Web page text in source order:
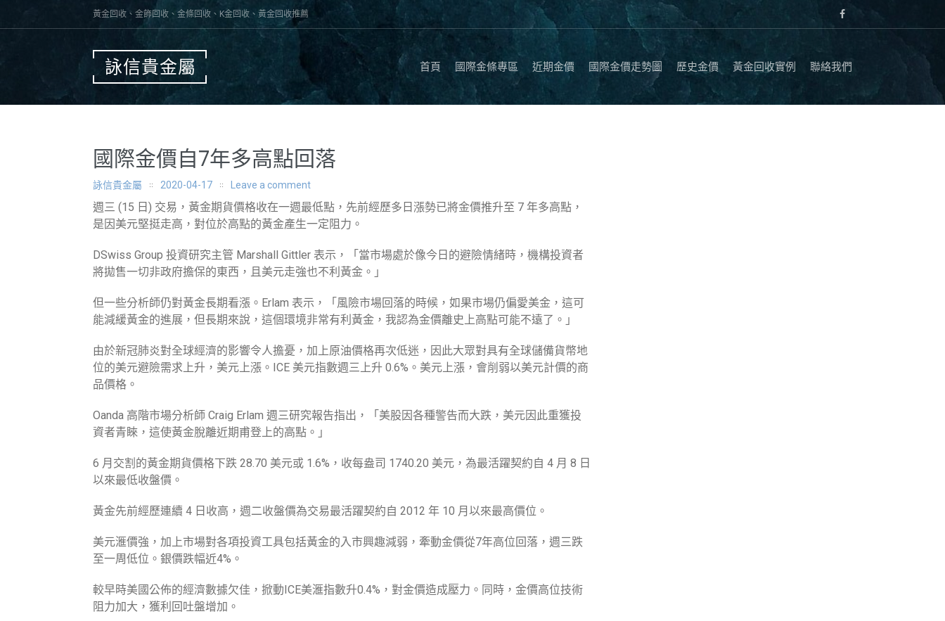
黃金回收、金飾回收、金條回收、K金回收、黃金回收推薦
詠信貴金屬 首頁 國際金條專區 近期金價 國際金價走勢圖 歷史金價 黃金回收實例 聯絡我們
國際金價自7年多高點回落
詠信貴金屬 2020-04-17 Leave a comment
週三 (15 日) 交易，黃金期貨價格收在一週最低點，先前經歷多日漲勢已將金價推升至 7 年多高點，
是因美元堅挺走高，對位於高點的黃金產生一定阻力。
DSwiss Group 投資研究主管 Marshall Gittler 表示，「當市場處於像今日的避險情緒時，機構投資者
將拋售一切非政府擔保的東西，且美元走強也不利黃金。」
但一些分析師仍對黃金長期看漲。Erlam 表示，「風險市場回落的時候，如果市場仍偏愛美金，這可
能減緩黃金的進展，但長期來說，這個環境非常有利黃金，我認為金價離史上高點可能不遠了。」
由於新冠肺炎對全球經濟的影響令人擔憂，加上原油價格再次低迷，因此大眾對具有全球儲備貨幣地
位的美元避險需求上升，美元上漲。ICE 美元指數週三上升 0.6%。美元上漲，會削弱以美元計價的商
品價格。
Oanda 高階市場分析師 Craig Erlam 週三研究報告指出，「美股因各種警告而大跌，美元因此重獲投
資者青睞，這使黃金脫離近期甫登上的高點。」
6 月交割的黃金期貨價格下跌 28.70 美元或 1.6%，收每盎司 1740.20 美元，為最活躍契約自 4 月 8 日
以來最低收盤價。
黃金先前經歷連續 4 日收高，週二收盤價為交易最活躍契約自 2012 年 10 月以來最高價位。
美元滙價強，加上市場對各項投資工具包括黃金的入市興趣減弱，牽動金價從7年高位回落，週三跌
至一周低位。銀價跌幅近4%。
較早時美國公佈的經濟數據欠佳，掀動ICE美滙指數升0.4%，對金價造成壓力。同時，金價高位技術
阻力加大，獲利回吐盤增加。